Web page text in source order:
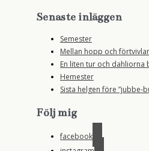
Senaste inläggen
Semester
Mellan hopp och
En liten tur och dahliorna
Hemester
Sista helgen före ”jubbe-
Följ mig
facebook